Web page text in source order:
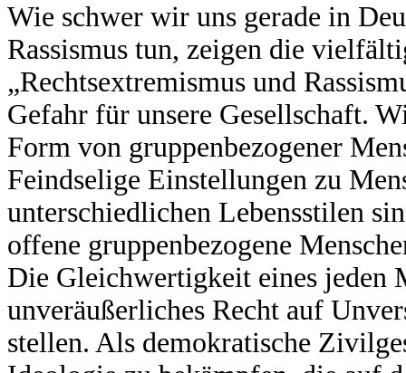
Wie schwer wir uns gerade in
Rassismus tun, zeigen die
„Rechtsextremismus und
Gefahr für unsere Gesellschaft.
Form von gruppenbezogener
Feindselige Einstellungen zu
unterschiedlichen Lebensstilen
offene gruppenbezogene
Die Gleichwertigkeit eines jeden
unveräußerliches Recht auf
stellen. Als demokratische